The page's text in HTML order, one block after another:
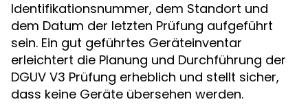
Identifikationsnummer, dem Standort und
dem Datum der letzten Prüfung aufgeführt
sein. Ein gut geführtes Geräteinventar
erleichtert die Planung und Durchführung der
DGUV V3 Prüfung erheblich und stellt sicher,
dass keine Geräte übersehen werden.